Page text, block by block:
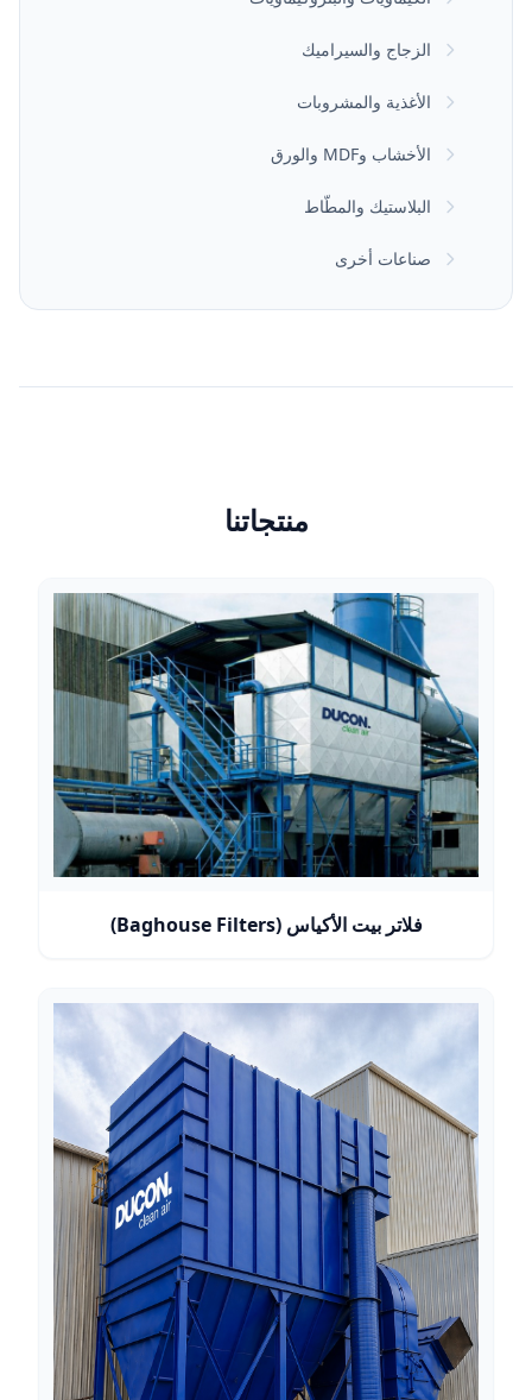
الزجاج والسيراميك
الأغذية والمشروبات
الأخشاب وMDF والورق
البلاستيك والمطّاط
صناعات أخرى
منتجاتنا
فلاتر بيت الأكياس (Baghouse Filters)